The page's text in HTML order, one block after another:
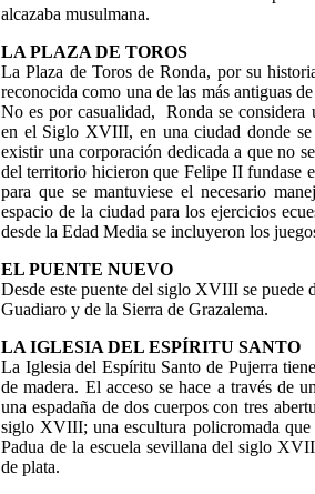
alcazaba musulmana.
LA PLAZA DE TOROS
La Plaza de Toros de Ronda, por su
reconocida como una de las más antiguas
No es por casualidad, Ronda se considera
en el Siglo XVIII, en una ciudad donde
existir una corporación dedicada a que no
del territorio hicieron que Felipe II fundase
para que se mantuviese el necesario
espacio de la ciudad para los ejercicios
desde la Edad Media se incluyeron los
EL PUENTE NUEVO
Desde este puente del siglo XVIII se puede
Guadiaro y de la Sierra de Grazalema.
LA IGLESIA DEL ESPÍRITU SANTO
La Iglesia del Espíritu Santo de Pujerra
de madera. El acceso se hace a través de
una espadaña de dos cuerpos con tres
siglo XVIII; una escultura policromada
Padua de la escuela sevillana del siglo
de plata.